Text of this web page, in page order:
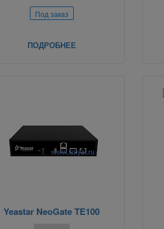
Под заказ
ПОДРОБНЕЕ
Yeastar NeoGate TE100